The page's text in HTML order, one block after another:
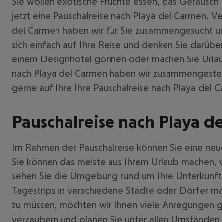
jetzt eine Pauschalreise nach Playa del Carmen.
del Carmen haben wir für Sie zusammengesucht
sich einfach auf Ihre Reise und denken Sie
einem Designhotel gönnen oder machen Sie
nach Playa del Carmen haben wir
gerne auf Ihre Ihre Pauschalreise nach Playa del
Pauschalreise nach Playa
Im Rahmen der Pauschalreise können Sie eine
Sie können das meiste aus Ihrem Urlaub
sehen Sie die Umgebung rund um Ihre
Tagestrips in verschiedene Städte oder Dörfer
zu müssen, möchten wir Ihnen viele Anregungen
verzaubern und planen Sie unter allen